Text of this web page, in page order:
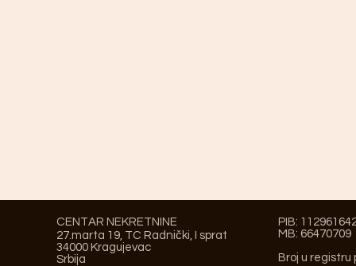
CENTAR NEKRETNINE
27.marta 19, TC Radnički, I sprat
34000 Kragujevac
Srbija
PIB:
MB: 66470709
Broj u registru